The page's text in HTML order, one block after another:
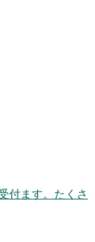
付ます。たくさ